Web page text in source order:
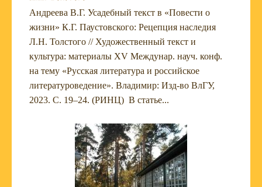
Андреева В.Г. Усадебный текст в «Повести о
жизни» К.Г. Паустовского: Рецепция наследия
Л.Н. Толстого // Художественный текст и
культура: материалы XV Междунар. науч. конф.
на тему «Русская литература и российское
литературоведение». Владимир: Изд-во ВлГУ,
2023. С. 19–24. (РИНЦ) В статье...